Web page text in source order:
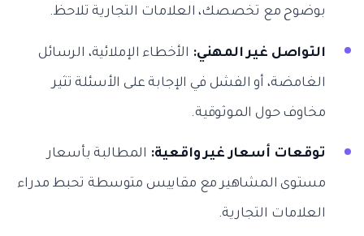
بوضوح مع تخصصك، العلامات التجارية تلاحظ.
التواصل غير المهني: الأخطاء الإملائية، الرسائل
الغامضة، أو الفشل في الإجابة على الأسئلة تثير
مخاوف حول الموثوقية.
توقعات أسعار غير واقعية: المطالبة بأسعار
مستوى المشاهير مع مقاييس متوسطة تحبط مدراء
العلامات التجارية.